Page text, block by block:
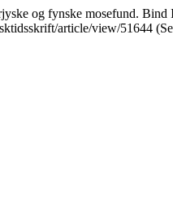
og fynske mosefund.
article/view/51644